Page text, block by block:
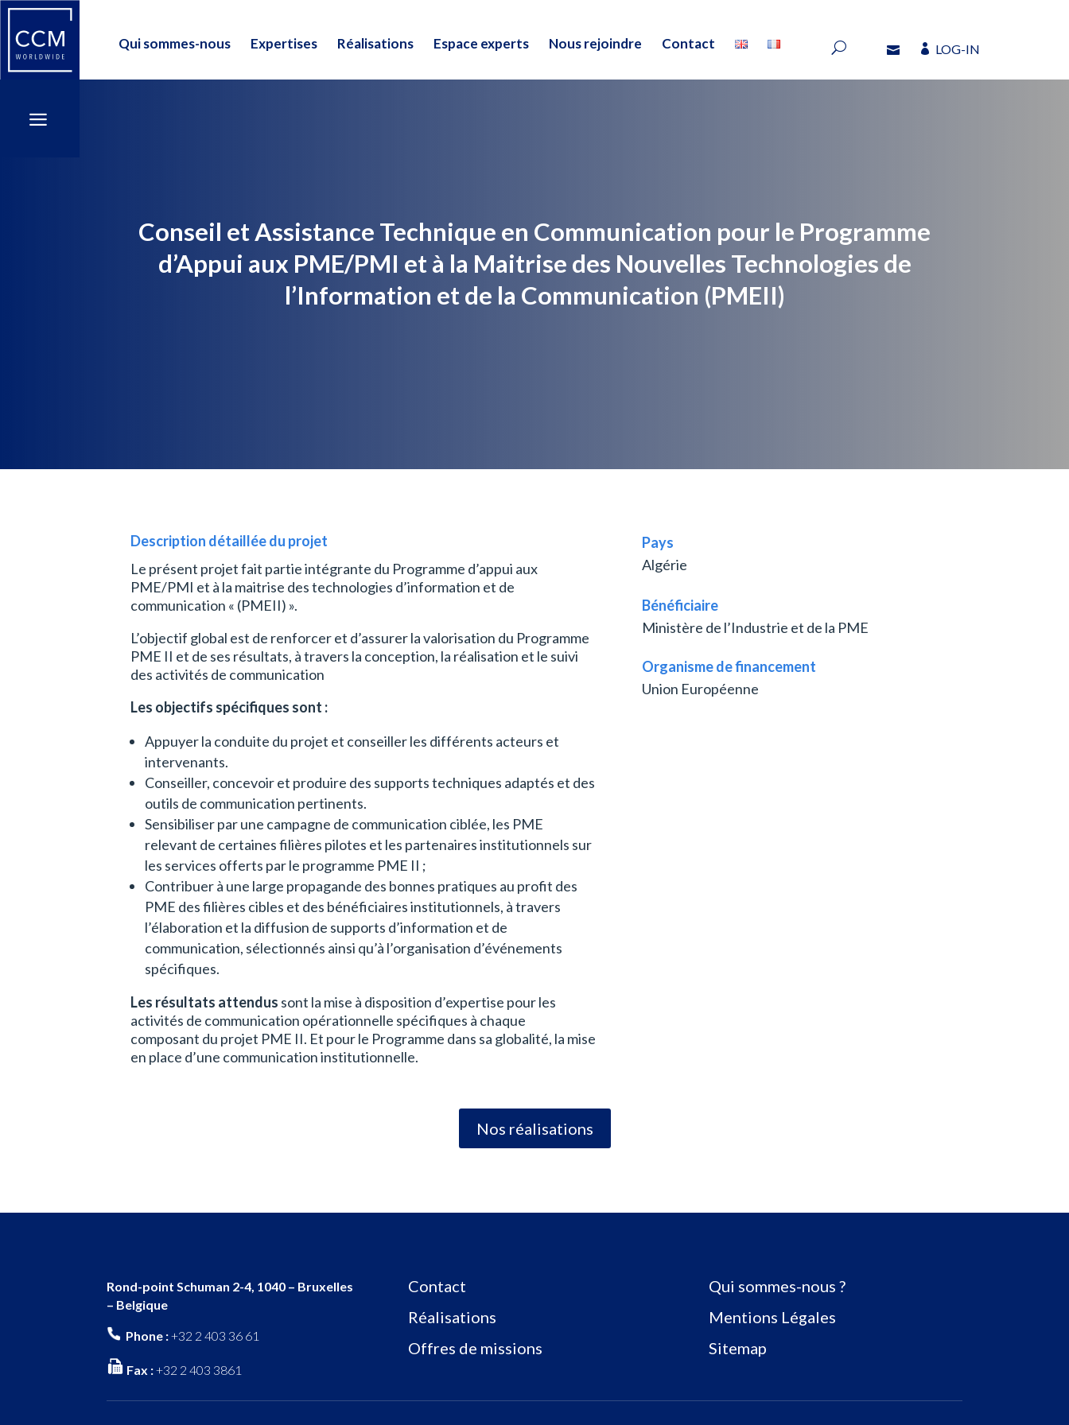
Qui sommes-nous Expertises Réalisations Espace experts Nous rejoindre Contact
a
LOG-IN
Qui sommes-nous Expertises Réalisations Espace experts Nous rejoindre Contact
a
Conseil et Assistance Technique en Communication pour le Programme
d’Appui aux PME/PMI et à la Maitrise des Nouvelles Technologies de
l’Information et de la Communication (PMEII)
Description détaillée du projet
Le présent projet fait partie intégrante du Programme d’appui aux
PME/PMI et à la maitrise des technologies d’information et de
communication « (PMEII) ».
L’objectif global est de renforcer et d’assurer la valorisation du Programme
PME II et de ses résultats, à travers la conception, la réalisation et le suivi
des activités de communication
Les objectifs spécifiques sont :
Appuyer la conduite du projet et conseiller les différents acteurs et
intervenants.
Conseiller, concevoir et produire des supports techniques adaptés et des
outils de communication pertinents.
Sensibiliser par une campagne de communication ciblée, les PME
relevant de certaines filières pilotes et les partenaires institutionnels sur
les services offerts par le programme PME II ;
Contribuer à une large propagande des bonnes pratiques au profit des
PME des filières cibles et des bénéficiaires institutionnels, à travers
l’élaboration et la diffusion de supports d’information et de
communication, sélectionnés ainsi qu’à l’organisation d’événements
spécifiques.
Les résultats attendus sont la mise à disposition d’expertise pour les
activités de communication opérationnelle spécifiques à chaque
composant du projet PME II. Et pour le Programme dans sa globalité, la mise
en place d’une communication institutionnelle.
Pays
Algérie
Bénéficiaire
Ministère de l’Industrie et de la PME
Organisme de financement
Union Européenne
Nos réalisations
Rond-point Schuman 2-4, 1040 – Bruxelles
– Belgique
Phone :+32 2 403 36 61
Fax :+32 2 403 3861
Contact
Réalisations
Offres de missions
Qui sommes-nous ?
Mentions Légales
Sitemap